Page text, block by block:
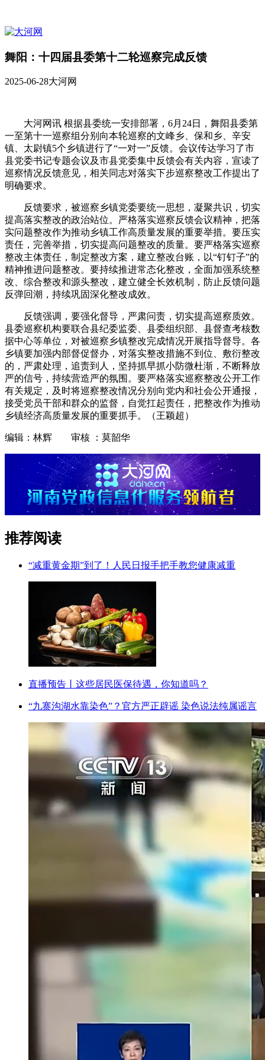
舞阳：十四届县委第十二轮巡察完成反馈
2025-06-28大河网
大河网讯 根据县委统一安排部署，6月24日，舞阳县委第
一至第十一巡察组分别向本轮巡察的文峰乡、保和乡、辛安
镇、太尉镇5个乡镇进行了“一对一”反馈。会议传达学习了市
县党委书记专题会议及市县党委集中反馈会有关内容，宣读了
巡察情况反馈意见，相关同志对落实下步巡察整改工作提出了
明确要求。
反馈要求，被巡察乡镇党委要统一思想，凝聚共识，切实
提高落实整改的政治站位。严格落实巡察反馈会议精神，把落
实问题整改作为推动乡镇工作高质量发展的重要举措。要压实
责任，完善举措，切实提高问题整改的质量。要严格落实巡察
整改主体责任，制定整改方案，建立整改台账，以“钉钉子”的
精神推进问题整改。要持续推进常态化整改，全面加强系统整
改、综合整改和源头整改，建立健全长效机制，防止反馈问题
反弹回潮，持续巩固深化整改成效。
反馈强调，要强化督导，严肃问责，切实提高巡察质效。
县委巡察机构要联合县纪委监委、县委组织部、县督查考核数
据中心等单位，对被巡察乡镇整改完成情况开展指导督导。各
乡镇要加强内部督促督办，对落实整改措施不到位、敷衍整改
的，严肃处理，追责到人，坚持抓早抓小防微杜渐，不断释放
严的信号，持续营造严的氛围。要严格落实巡察整改公开工作
有关规定，及时将巡察整改情况分别向党内和社会公开通报，
接受党员干部和群众的监督，自觉扛起责任，把整改作为推动
乡镇经济高质量发展的重要抓手。（王颖超）
编辑：林辉 审核 ：莫韶华
推荐阅读
“减重黄金期”到了！人民日报手把手教您健康减重
直播预告丨这些居民医保待遇，你知道吗？
“九寨沟湖水靠染色”？官方严正辟谣 染色说法纯属谣言